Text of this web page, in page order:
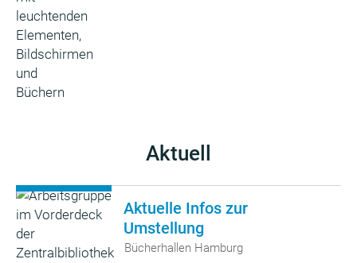
Aktuell
Aktuelle Infos zur
Umstellung
Bücherhallen Hamburg